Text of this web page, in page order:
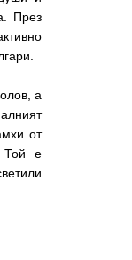
През
а
от
Той е